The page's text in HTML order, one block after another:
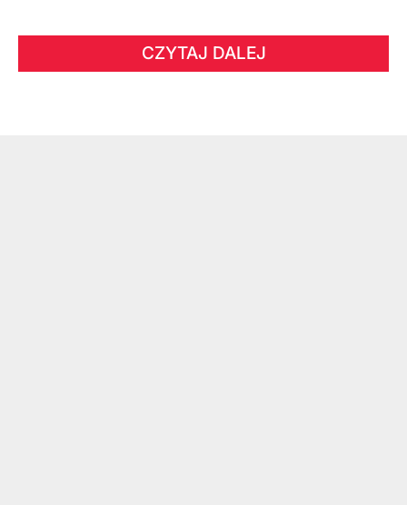
CZYTAJ DALEJ